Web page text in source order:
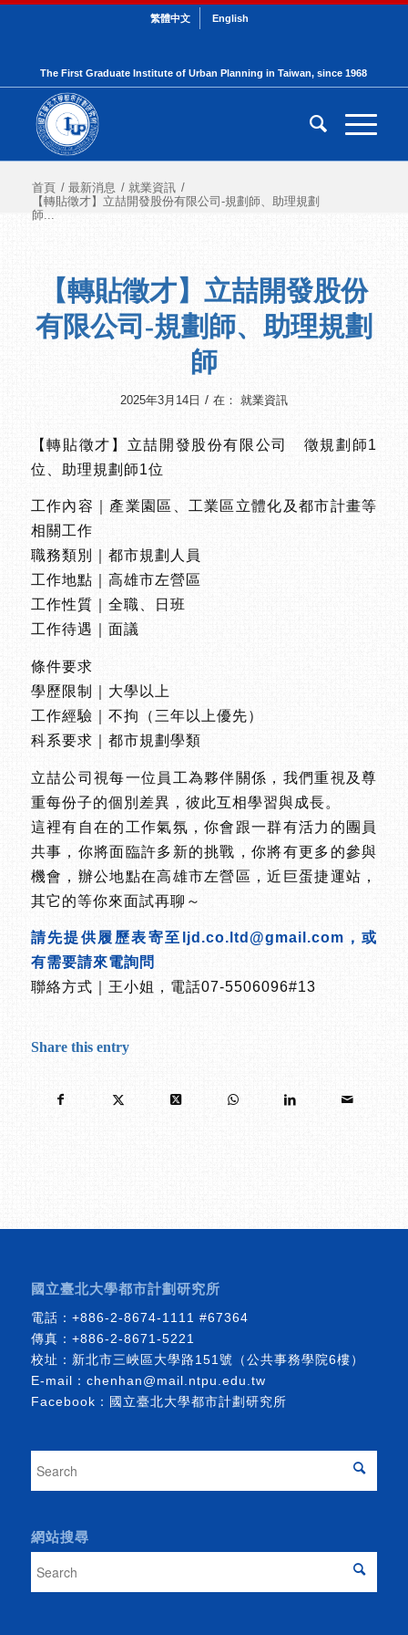
繁體中文 English
The First Graduate Institute of Urban Planning in Taiwan, since 1968
首頁 / 最新消息 / 就業資訊 /
【轉貼徵才】立喆開發股份有限公司-規劃師、助理規劃
師...
【轉貼徵才】立喆開發股份
有限公司-規劃師、助理規劃
師
2025年3月14日 / 在： 就業資訊
【轉貼徵才】立喆開發股份有限公司 徵規劃師1
位、助理規劃師1位
工作內容｜產業園區、工業區立體化及都市計畫等
相關工作
職務類別｜都市規劃人員
工作地點｜高雄市左營區
工作性質｜全職、日班
工作待遇｜面議
條件要求
學歷限制｜大學以上
工作經驗｜不拘（三年以上優先）
科系要求｜都市規劃學類
立喆公司視每一位員工為夥伴關係，我們重視及尊
重每份子的個別差異，彼此互相學習與成長。
這裡有自在的工作氣氛，你會跟一群有活力的團員
共事，你將面臨許多新的挑戰，你將有更多的參與
機會，辦公地點在高雄市左營區，近巨蛋捷運站，
其它的等你來面試再聊～
請先提供履歷表寄至ljd.co.ltd@gmail.com，或
有需要請來電詢問
聯絡方式｜王小姐，電話07-5506096#13
Share this entry
國立臺北大學都市計劃研究所
電話： +886-2-8674-1111 #67364
傳真：+886-2-8671-5221
校址：新北市三峽區大學路151號（公共事務學院6樓）
E-mail： chenhan@mail.ntpu.edu.tw
Facebook： 國立臺北大學都市計劃研究所
網站搜尋